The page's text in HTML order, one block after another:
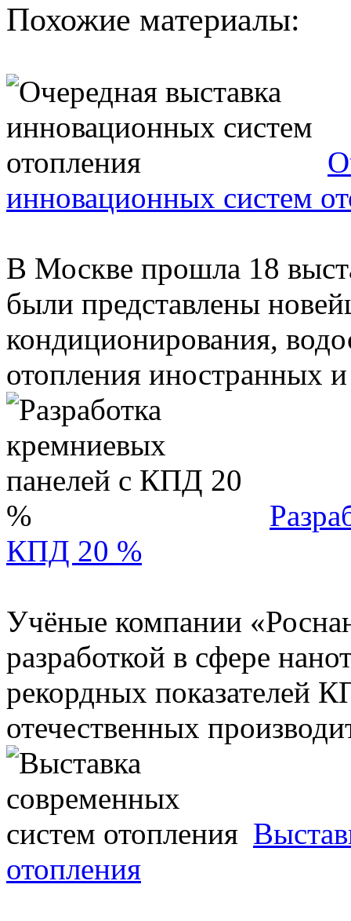
Похожие материалы:
инновационных систем
В Москве прошла 18
были представлены
кондиционирования,
отопления иностранных
КПД 20 %
Учёные компании
разработкой в сфере
рекордных показателей
отечественных
отопления